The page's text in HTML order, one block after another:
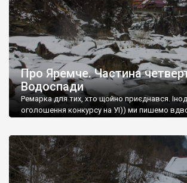
Про Яремче. Частина
Водоспади
Ремарка для тих, хто щойно приєднався.
оголошення конкурсу на УІ)) ми пишемо